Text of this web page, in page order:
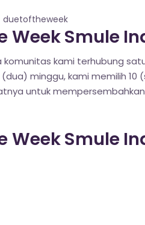
duetoftheweek
Week Smule
kami terhubung
minggu, kami memilih
untuk
Week Smule